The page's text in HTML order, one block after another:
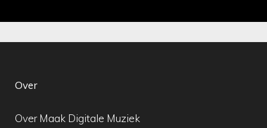
Over
Over Maak Digitale Muziek